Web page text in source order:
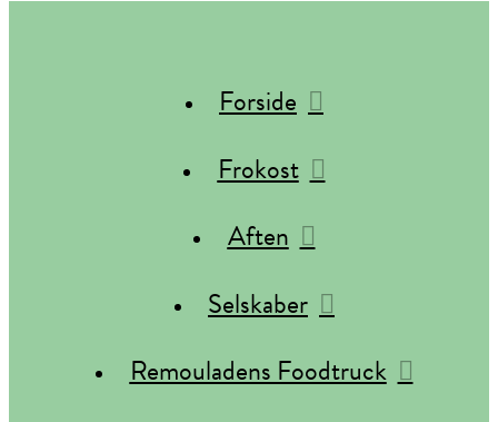
Forside
Frokost
Aften
Selskaber
Remouladens Foodtruck